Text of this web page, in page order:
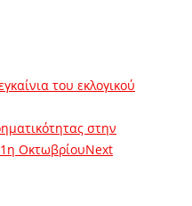
του εκλογικού
στην
ΟκτωβρίουNext